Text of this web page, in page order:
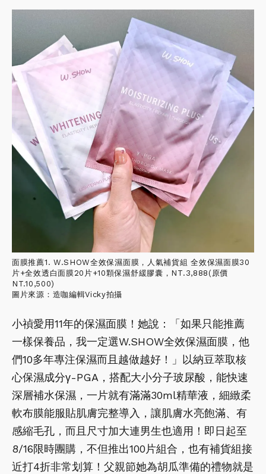
面膜推薦1. W.SHOW全效保濕面膜，人氣補貨組 全效保濕面膜30
片+全效透白面膜20片+10顆保濕舒緩膠囊，NT.3,888(原價
NT.10,500)
圖片來源：造咖編輯Vicky拍攝
小禎愛用11年的保濕面膜！她說：「如果只能推薦
一樣保養品，我一定選W.SHOW全效保濕面膜，他
們10多年專注保濕而且越做越好！」以納豆萃取核
心保濕成分γ-PGA，搭配大小分子玻尿酸，能快速
深層補水保濕，一片就有滿滿30ml精華液，細緻柔
軟布膜能服貼肌膚完整導入，讓肌膚水亮飽滿、有
感縮毛孔，而且尺寸加大連男生也適用！即日起至
8/16限時團購，不但推出100片組合，也有補貨組接
近打4折非常划算！父親節她為胡瓜準備的禮物就是